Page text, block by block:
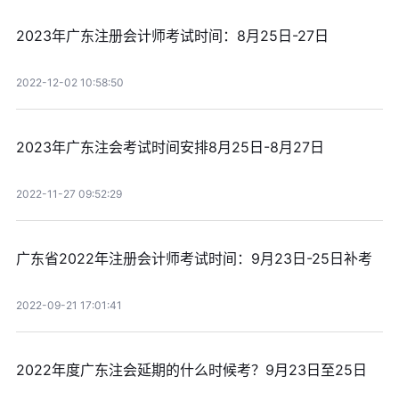
2023年广东注册会计师考试时间：8月25日-27日
2022-12-02 10:58:50
2023年广东注会考试时间安排8月25日-8月27日
2022-11-27 09:52:29
广东省2022年注册会计师考试时间：9月23日-25日补考
2022-09-21 17:01:41
2022年度广东注会延期的什么时候考？9月23日至25日